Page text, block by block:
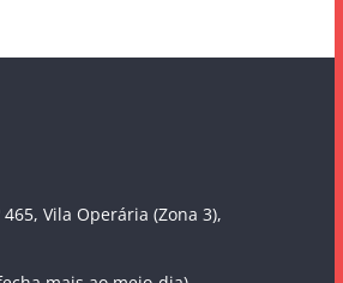
Vila Operária (Zona 3),